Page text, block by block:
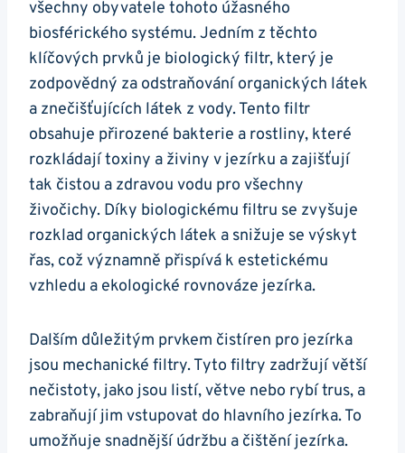
všechny obyvatele tohoto úžasného
biosférického systému. Jedním z těchto
klíčových prvků je biologický filtr, který je
zodpovědný za odstraňování organických látek
a znečišťujících látek z vody. Tento filtr
obsahuje přirozené bakterie a rostliny, které
rozkládají toxiny a živiny v jezírku a zajišťují
tak čistou a zdravou vodu pro všechny
živočichy. Díky biologickému filtru se zvyšuje
rozklad organických látek a snižuje se výskyt
řas, což významně přispívá k estetickému
vzhledu a ekologické rovnováze jezírka.
Dalším důležitým prvkem čistíren pro jezírka
jsou mechanické filtry. Tyto filtry zadržují větší
nečistoty, jako jsou listí, větve nebo rybí trus, a
zabraňují jim vstupovat do hlavního jezírka. To
umožňuje snadnější údržbu a čištění jezírka.